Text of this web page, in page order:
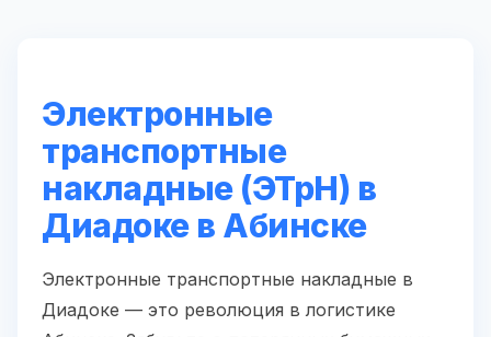
Электронные
транспортные
накладные (ЭТрН) в
Диадоке в Абинске
Электронные транспортные накладные в
Диадоке — это революция в логистике